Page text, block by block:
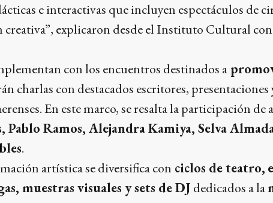
e interactivas que incluyen espectáculos de
creativa”, explicaron desde el Instituto Cultural
con los encuentros destinados a
charlas con destacados escritores,
En este marco, se resalta la participación de
Pablo Ramos, Alejandra Kamiya, Selva
.
artística se diversifica con ciclos de teatro,
muestras visuales y sets de DJ dedicados a la